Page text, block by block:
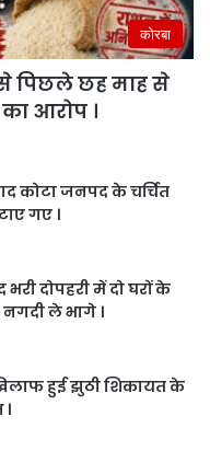
कोरबा
पिछले छह माह से
आरोप ।
कोटा जनपद के चर्चित
गए ।
दोपहरी में दो घरों के
ले भागे ।
हुई झुठी शिकायत के